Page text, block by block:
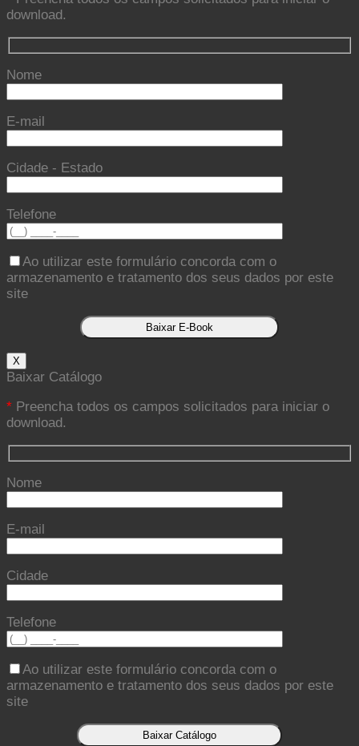
download.
Nome
E-mail
Cidade - Estado
Telefone
Ao utilizar este formulário concorda com o
armazenamento e tratamento dos seus dados por este
site
X
Baixar Catálogo
* Preencha todos os campos solicitados para iniciar o
download.
Nome
E-mail
Cidade
Telefone
Ao utilizar este formulário concorda com o
armazenamento e tratamento dos seus dados por este
site